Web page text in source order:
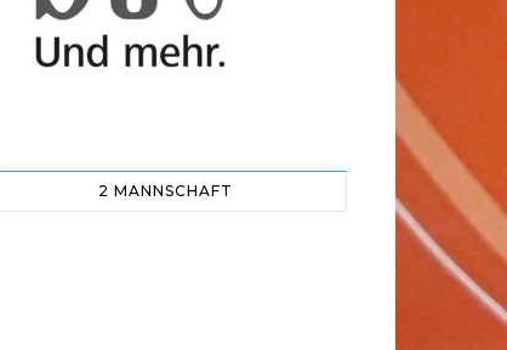
2 MANNSCHAFT